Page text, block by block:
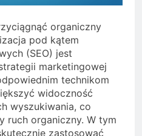
organiczny
pod kątem
(SEO) jest
marketingowej
technikom
widoczność
wyszukiwania, co
ruch organiczny. W tym
zastosować